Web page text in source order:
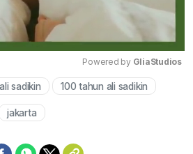
Mute
Powered by GliaStudios
sadikin 100 tahun ali sadikin
jakarta